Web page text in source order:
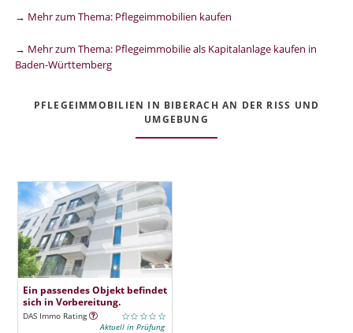
→ Mehr zum Thema: Pflegeimmobilien kaufen
→ Mehr zum Thema: Pflegeimmobilie als Kapitalanlage kaufen in
Baden-Württemberg
PFLEGEIMMOBILIEN IN BIBERACH AN DER RISS UND U
MGEBUNG
Ein passendes Objekt befindet
sich in Vorbereitung.
DAS Immo Rating
Aktuell in Prüfung